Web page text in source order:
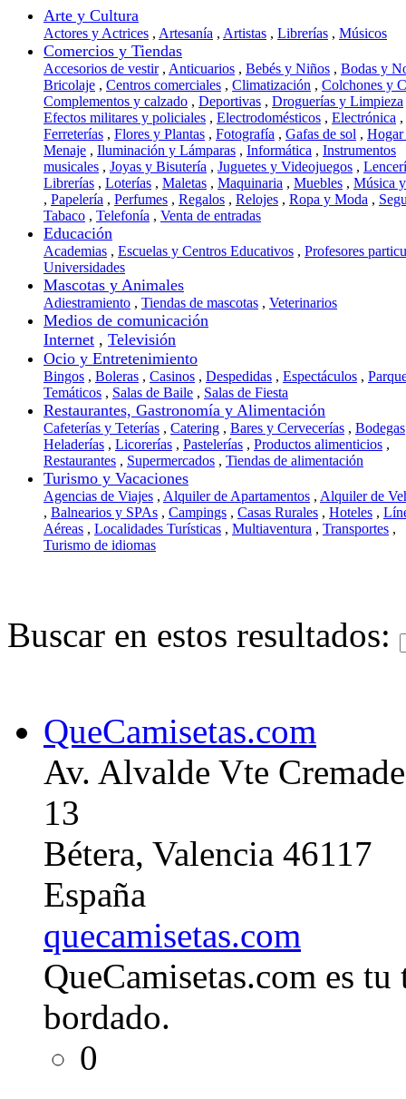
Arte y Cultura
Actores y Actrices , Artesanía , Artistas , Librerías , Músicos
Comercios y Tiendas
Accesorios de vestir, Anticuarios , Bebés y Niños , Bodas y
Bricolaje , Centros comerciales , Climatización , Colchones y
Complementos y calzado , Deportivas , Droguerías y Limpieza
Efectos militares y policiales , Electrodomésticos , Electrónica ,
Ferreterías , Flores y Plantas , Fotografía , Gafas de sol ,
Menaje , Iluminación y Lámparas , Informática , Instrumentos
musicales , Joyas y Bisutería , Juguetes y Videojuegos ,
Librerías , Loterías , Maletas , Maquinaria , Muebles , Música
, Papelería , Perfumes , Regalos , Relojes , Ropa y Moda ,
Tabaco , Telefonía , Venta de entradas
Educación
Academias , Escuelas y Centros Educativos , Profesores
Universidades
Mascotas y Animales
Adiestramiento , Tiendas de mascotas , Veterinarios
Medios de comunicación
Internet , Televisión
Ocio y Entretenimiento
Bingos , Boleras , Casinos , Despedidas , Espectáculos ,
Temáticos , Salas de Baile , Salas de Fiesta
Restaurantes, Gastronomía y Alimentación
Cafeterías y Teterías , Catering , Bares y Cervecerías , Bodegas
Heladerías , Licorerías , Pastelerías , Productos alimenticios ,
Restaurantes , Supermercados , Tiendas de alimentación
Turismo y Vacaciones
Agencias de Viajes , Alquiler de Apartamentos , Alquiler de
, Balnearios y SPAs , Campings , Casas Rurales , Hoteles ,
Aéreas , Localidades Turísticas , Multiaventura , Transportes ,
Turismo de idiomas
Buscar en estos resultados:
QueCamisetas.com
Av. Alvalde Vte
13
Bétera, Valencia 46117
España
quecamisetas.com
QueCamisetas.com es
bordado.
0